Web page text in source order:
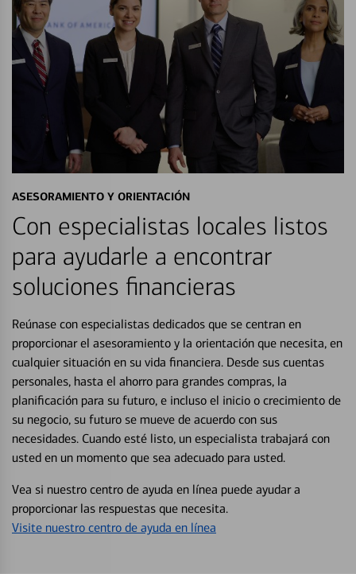
ASESORAMIENTO Y ORIENTACIÓN
Con especialistas locales listos
para ayudarle a encontrar
soluciones financieras
Reúnase con especialistas dedicados que se centran en
proporcionar el asesoramiento y la orientación que necesita, en
cualquier situación en su vida financiera. Desde sus cuentas
personales, hasta el ahorro para grandes compras, la
planificación para su futuro, e incluso el inicio o crecimiento de
su negocio, su futuro se mueve de acuerdo con sus
necesidades. Cuando esté listo, un especialista trabajará con
usted en un momento que sea adecuado para usted.
Vea si nuestro centro de ayuda en línea puede ayudar a
proporcionar las respuestas que necesita.
Visite nuestro centro de ayuda en línea